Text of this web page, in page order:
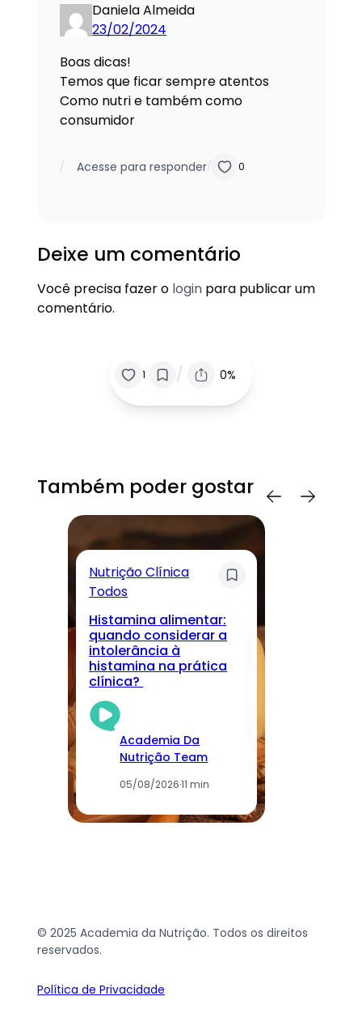
Daniela Almeida
23/02/2024
Boas dicas!
Temos que ficar sempre atentos
Como nutri e também como
consumidor
/ Acesse para responder/ 0
Deixe um comentário
Você precisa fazer o login para publicar um
comentário.
1 / 0%
Também poder gostar
Nutrição Clínica
Todos
Histamina alimentar:
quando considerar a
intolerância à
histamina na prática
clínica?
Academia Da
Nutrição Team
05/08/2026·11 min
© 2025 Academia da Nutrição. Todos os direitos
reservados.
Política de Privacidade